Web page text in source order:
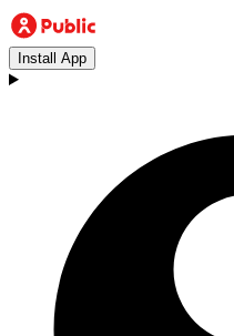
Install App